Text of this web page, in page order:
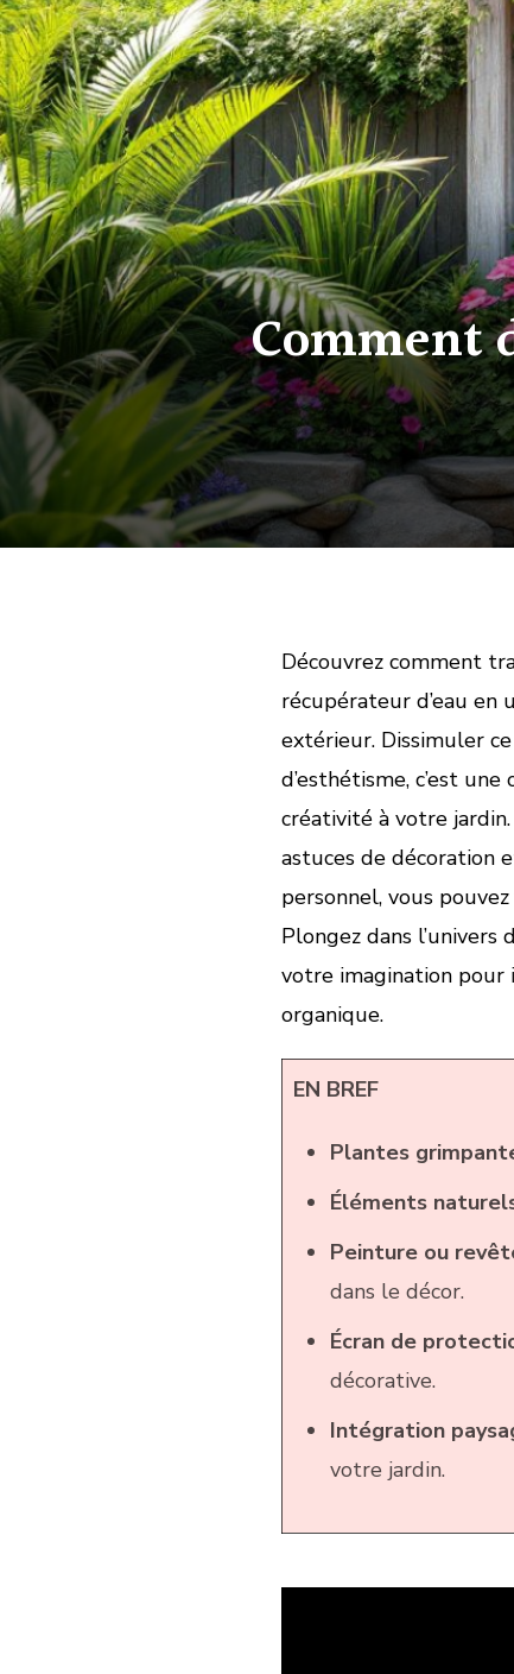
Comment
Découvrez comment
récupérateur d’eau en
extérieur. Dissimuler
d’esthétisme, c’est
créativité à votre
astuces de décoration
personnel, vous
Plongez dans
votre imagination
organique.
EN BREF
Plantes
Éléments
Peinture ou
dans le décor.
Écran de
décorative.
Intégration
votre jardin.